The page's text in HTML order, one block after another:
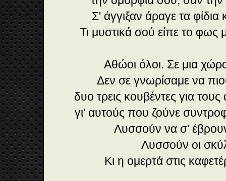
Σ' άγγιξαν άραγε τα
Τι μυστικά σού είπε το
Αθώοι όλοι. Σε μια
Δεν σε γνωρίσαμε να
δυο τρεις κουβέντες για
γι' αυτούς που ζούνε
Λυσσούν να σ'
Λυσσούν οι
Κι η ομερτά στις